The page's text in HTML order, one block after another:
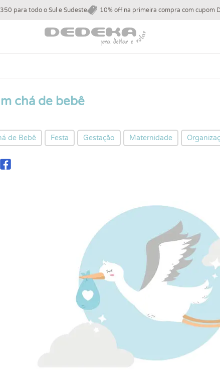
para todo o Sul e Sudeste 10% off na primeira compra com cupom
chá de bebê
de Bebê Festa Gestação Maternidade